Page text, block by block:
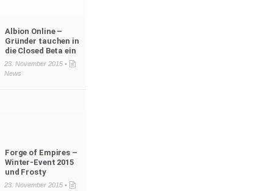
Albion Online –
Gründer tauchen in
die Closed Beta ein
23. November 2015 •
News
Forge of Empires –
Winter-Event 2015
und Frosty
23. November 2015 •